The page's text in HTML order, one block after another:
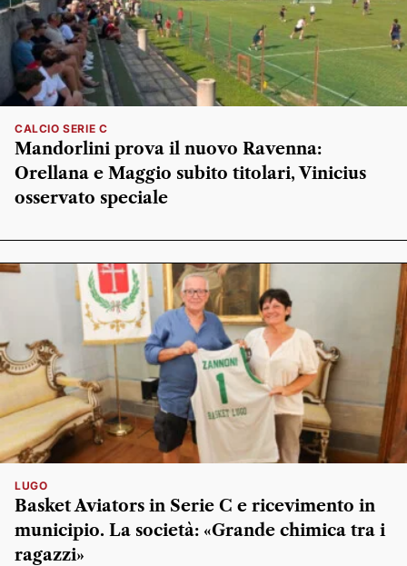
CALCIO SERIE C
Mandorlini prova il nuovo Ravenna:
Orellana e Maggio subito titolari, Vinicius
osservato speciale
LUGO
Basket Aviators in Serie C e ricevimento in
municipio. La società: «Grande chimica tra i
ragazzi»